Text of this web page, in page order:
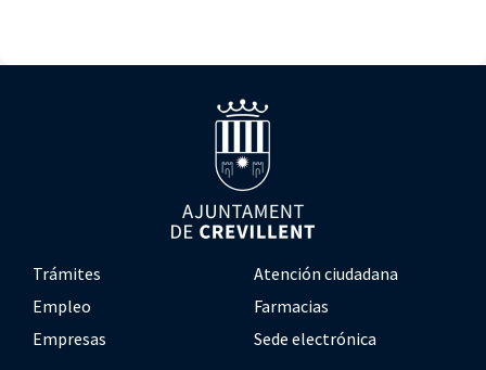
Trámites
Atención ciudadana
Empleo
Farmacias
Empresas
Sede electrónica